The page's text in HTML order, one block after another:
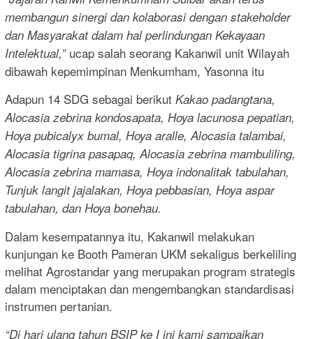
membangun sinergi dan kolaborasi dengan stakeholder
dan Masyarakat dalam hal perlindungan Kekayaan
Intelektual,”ucap salah seorang Kakanwil unit Wilayah
dibawah kepemimpinan Menkumham, Yasonna itu
Adapun 14 SDG sebagai berikut Kakao padangtana,
Alocasia zebrina kondosapata, Hoya lacunosa pepatian,
Hoya pubicalyx bumal, Hoya aralle, Alocasia talambai,
Alocasia tigrina pasapaq, Alocasia zebrina mambuliling,
Alocasia zebrina mamasa, Hoya indonalitak tabulahan,
Tunjuk langit jajalakan, Hoya pebbasian, Hoya aspar
tabulahan, dan Hoya bonehau.
Dalam kesempatannya itu, Kakanwil melakukan
kunjungan ke Booth Pameran UKM sekaligus berkeliling
melihat Agrostandar yang merupakan program strategis
dalam menciptakan dan mengembangkan standardisasi
instrumen pertanian.
“Di hari ulang tahun BSIP ke I ini kami sampaikan